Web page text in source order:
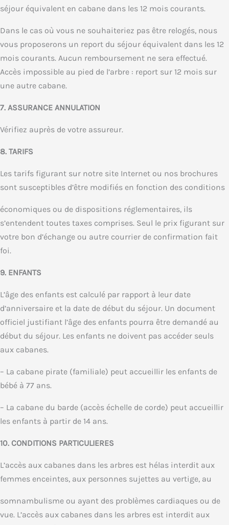
séjour équivalent en cabane dans les 12 mois courants.
Dans le cas où vous ne souhaiteriez pas être relogés, nous
vous proposerons un report du séjour équivalent dans les 12
mois courants. Aucun remboursement ne sera effectué.
Accès impossible au pied de l’arbre : report sur 12 mois sur
une autre cabane.
7. ASSURANCE ANNULATION
Vérifiez auprès de votre assureur.
8. TARIFS
Les tarifs figurant sur notre site Internet ou nos brochures
sont susceptibles d’être modifiés en fonction des conditions
économiques ou de dispositions réglementaires, ils
s’entendent toutes taxes comprises. Seul le prix figurant sur
votre bon d’échange ou autre courrier de confirmation fait
foi.
9. ENFANTS
L’âge des enfants est calculé par rapport à leur date
d’anniversaire et la date de début du séjour. Un document
officiel justifiant l’âge des enfants pourra être demandé au
début du séjour. Les enfants ne doivent pas accéder seuls
aux cabanes.
– La cabane pirate (familiale) peut accueillir les enfants de
bébé à 77 ans.
– La cabane du barde (accès échelle de corde) peut accueillir
les enfants à partir de 14 ans.
10. CONDITIONS PARTICULIERES
L’accès aux cabanes dans les arbres est hélas interdit aux
femmes enceintes, aux personnes sujettes au vertige, au
somnambulisme ou ayant des problèmes cardiaques ou de
vue. L’accès aux cabanes dans les arbres est interdit aux